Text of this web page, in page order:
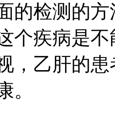
的检测的
个疾病是
，乙肝的
。